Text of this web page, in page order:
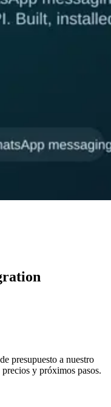
presupuesto a nuestro
y próximos pasos.